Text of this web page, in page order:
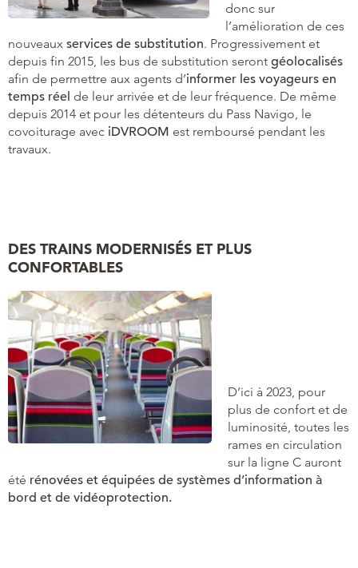
donc sur
l’amélioration de ces
nouveaux services de substitution. Progressivement et
depuis fin 2015, les bus de substitution seront géolocalisés
afin de permettre aux agents d’informer les voyageurs en
temps réel de leur arrivée et de leur fréquence. De même
depuis 2014 et pour les détenteurs du Pass Navigo, le
covoiturage avec iDVROOM est remboursé pendant les
travaux.
DES TRAINS MODERNISÉS ET PLUS
CONFORTABLES
D’ici à 2023, pour
plus de confort et de
luminosité, toutes les
rames en circulation
sur la ligne C auront
été rénovées et équipées de systèmes d’information à
bord et de vidéoprotection.